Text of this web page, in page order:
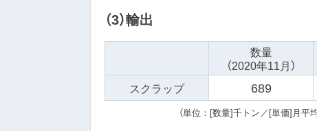
（3）輸出
数量
（2020年11月）
スクラップ
689
（単位：[数量]千トン／[単価]月平